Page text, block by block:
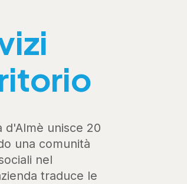
d'Almè unisce 20
una comunità
nel
traduce le